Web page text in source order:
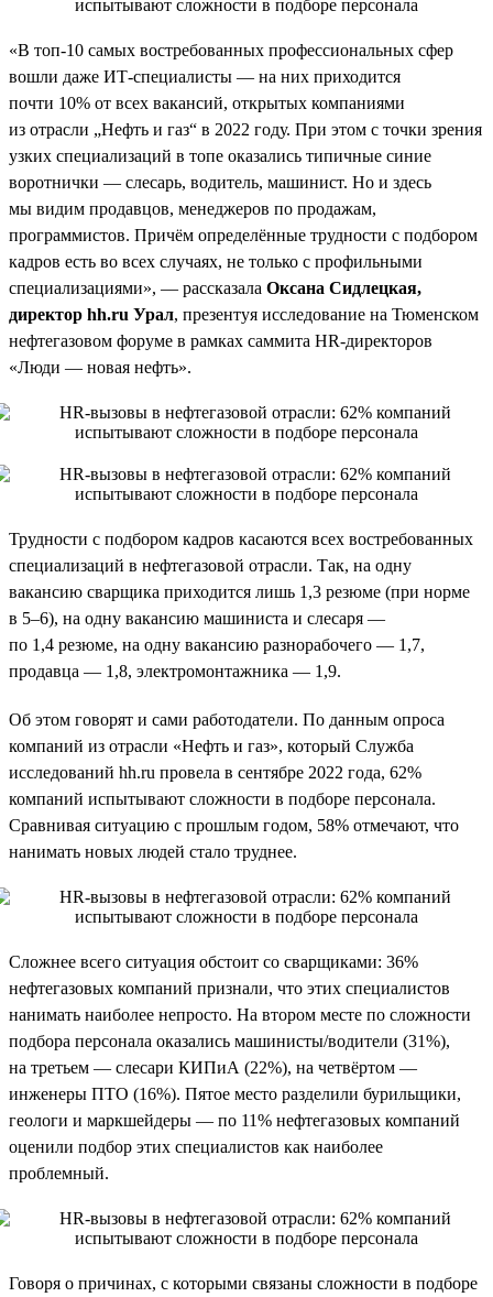
«В топ-10 самых востребованных профессиональных сфер
вошли даже ИТ-специалисты — на них приходится
почти 10% от всех вакансий, открытых компаниями
из отрасли „Нефть и газ“ в 2022 году. При этом с точки зрения
узких специализаций в топе оказались типичные синие
воротнички — слесарь, водитель, машинист. Но и здесь
мы видим продавцов, менеджеров по продажам,
программистов. Причём определённые трудности с подбором
кадров есть во всех случаях, не только с профильными
специализациями», — рассказала Оксана Сидлецкая,
директор hh.ru Урал, презентуя исследование на Тюменском
нефтегазовом форуме в рамках саммита HR-директоров
«Люди — новая нефть».
Трудности с подбором кадров касаются всех востребованных
специализаций в нефтегазовой отрасли. Так, на одну
вакансию сварщика приходится лишь 1,3 резюме (при норме
в 5–6), на одну вакансию машиниста и слесаря —
по 1,4 резюме, на одну вакансию разнорабочего — 1,7,
продавца — 1,8, электромонтажника — 1,9.
Об этом говорят и сами работодатели. По данным опроса
компаний из отрасли «Нефть и газ», который Служба
исследований hh.ru провела в сентябре 2022 года, 62%
компаний испытывают сложности в подборе персонала.
Сравнивая ситуацию с прошлым годом, 58% отмечают, что
нанимать новых людей стало труднее.
Сложнее всего ситуация обстоит со сварщиками: 36%
нефтегазовых компаний признали, что этих специалистов
нанимать наиболее непросто. На втором месте по сложности
подбора персонала оказались машинисты/водители (31%),
на третьем — слесари КИПиА (22%), на четвёртом —
инженеры ПТО (16%). Пятое место разделили бурильщики,
геологи и маркшейдеры — по 11% нефтегазовых компаний
оценили подбор этих специалистов как наиболее
проблемный.
Говоря о причинах, с которыми связаны сложности в подборе